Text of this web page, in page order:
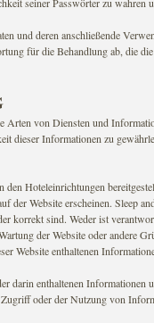
und deren anschließende
für die Behandlung ab, die
Arten von Diensten und
dieser Informationen zu
Hoteleinrichtungen
der Website erscheinen. Sleep
korrekt sind. Weder ist
der Website oder
Website enthaltenen
darin enthaltenen
oder der Nutzung von